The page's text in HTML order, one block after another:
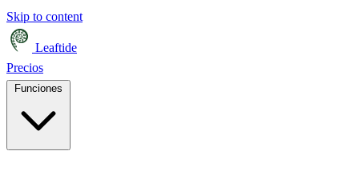
Skip to content
Leaftide
Precios